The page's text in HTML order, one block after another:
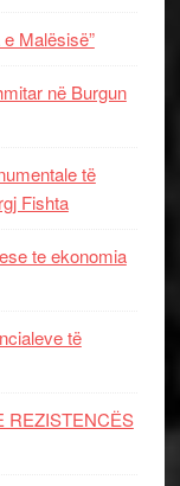
Malësisë”
në Burgun
të
Fishta
te ekonomia
të
REZISTENCЁS